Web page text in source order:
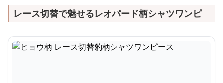
レース切替で魅せるレオパード柄シャツワンピ